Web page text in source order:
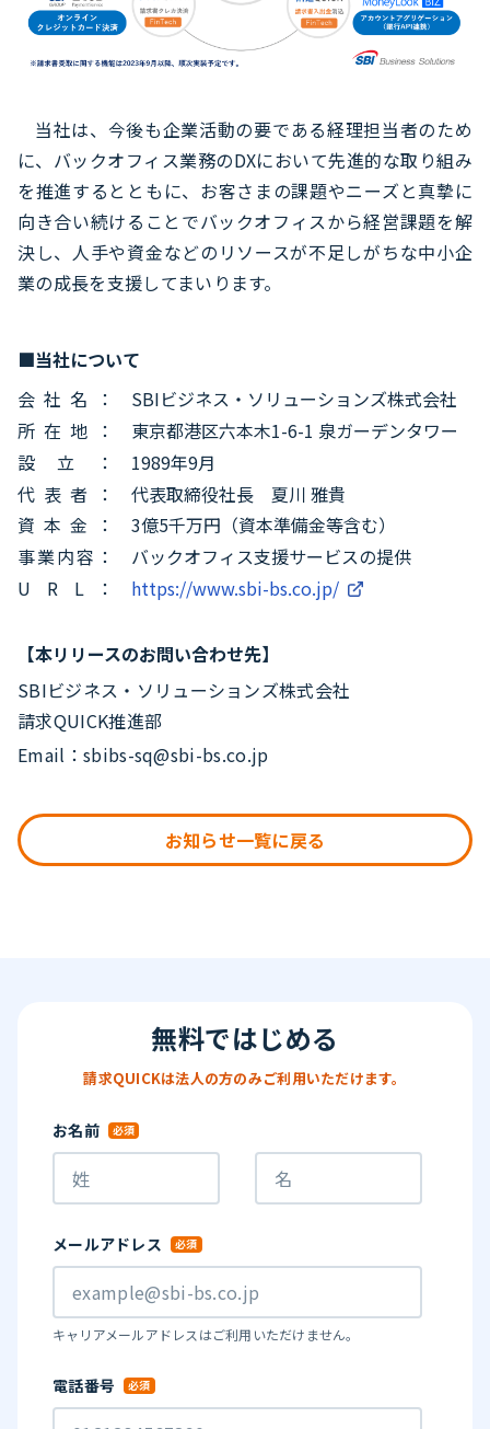
当社は、今後も企業活動の要である経理担当者のため
に、バックオフィス業務のDXにおいて先進的な取り組み
を推進するとともに、お客さまの課題やニーズと真摯に
向き合い続けることでバックオフィスから経営課題を解
決し、人手や資金などのリソースが不足しがちな中小企
業の成長を支援してまいります。
■当社について
会社名：
SBIビジネス・ソリューションズ株式会社
所在地：
東京都港区六本木1-6-1 泉ガーデンタワー
設立：
1989年9月
代表者：
代表取締役社長 夏川 雅貴
資本金：
3億5千万円（資本準備金等含む）
事業内容：
バックオフィス支援サービスの提供
U R L：
https://www.sbi-bs.co.jp/
【本リリースのお問い合わせ先】
SBIビジネス・ソリューションズ株式会社
請求QUICK推進部
Email：sbibs-sq@sbi-bs.co.jp
お知らせ一覧に戻る
無料ではじめる
請求QUICKは法人の方のみご利用いただけます。
お名前
メールアドレス
キャリアメールアドレスはご利用いただけません。
電話番号